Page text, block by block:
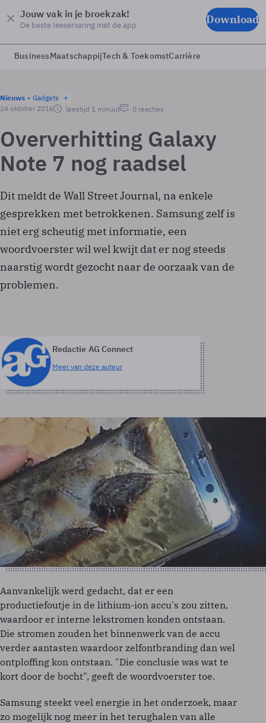
Jouw vak in je broekzak!
De beste leeservaring met de app Download
BusinessMaatschappijTech & ToekomstCarrière
Nieuws
Gadgets
24 oktober 2016
leestijd 1 minuut 0 reacties
Oververhitting Galaxy
Note 7 nog raadsel
Dit meldt de Wall Street Journal, na enkele
gesprekken met betrokkenen. Samsung zelf is
niet erg scheutig met informatie, een
woordvoerster wil wel kwijt dat er nog steeds
naarstig wordt gezocht naar de oorzaak van de
problemen.
Redactie AG Connect
Meer van deze auteur
Aanvankelijk werd gedacht, dat er een
productiefoutje in de lithium-ion accu's zou zitten,
waardoor er interne lekstromen konden ontstaan.
Die stromen zouden het binnenwerk van de accu
verder aantasten waardoor zelfontbranding dan wel
ontploffing kon ontstaan. "Die conclusie was wat te
kort door de bocht", geeft de woordvoerster toe.
Samsung steekt veel energie in het onderzoek, maar
zo mogelijk nog meer in het terughalen van alle